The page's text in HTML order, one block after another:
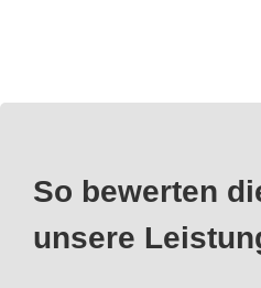
So bewerten
unsere